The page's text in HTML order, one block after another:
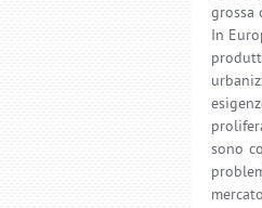
grossa
In
sono